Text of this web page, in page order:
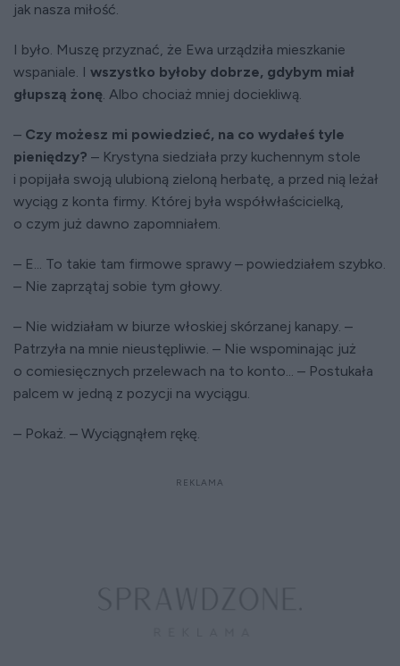
jak nasza miłość.
I było. Muszę przyznać, że Ewa urządziła mieszkanie
wspaniale. I wszystko byłoby dobrze, gdybym miał
głupszą żonę. Albo chociaż mniej dociekliwą.
– Czy możesz mi powiedzieć, na co wydałeś tyle
pieniędzy? – Krystyna siedziała przy kuchennym stole
i popijała swoją ulubioną zieloną herbatę, a przed nią leżał
wyciąg z konta firmy. Której była współwłaścicielką,
o czym już dawno zapomniałem.
– E... To takie tam firmowe sprawy – powiedziałem szybko.
– Nie zaprzątaj sobie tym głowy.
– Nie widziałam w biurze włoskiej skórzanej kanapy. –
Patrzyła na mnie nieustępliwie. – Nie wspominając już
o comiesięcznych przelewach na to konto... – Postukała
palcem w jedną z pozycji na wyciągu.
– Pokaż. – Wyciągnąłem rękę.